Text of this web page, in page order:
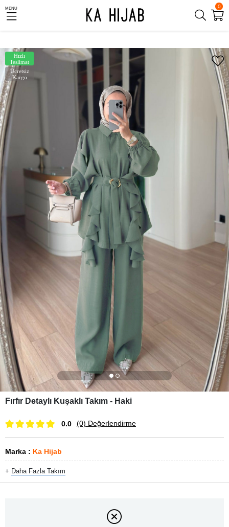
0
MENU
Ücretsiz
Kargo
Hızlı
Teslimat
Fırfır Detaylı Kuşaklı Takım - Haki
0.0 (0) Değerlendirme
Marka : Ka Hijab
+ Daha Fazla Takım